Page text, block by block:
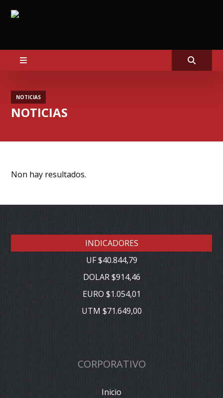
NOTICIAS
NOTICIAS
Non hay resultados.
INDICADORES
UF $40.844,79
DOLAR $914,46
EURO $1.054,01
UTM $71.649,00
CORPORATIVO
Inicio